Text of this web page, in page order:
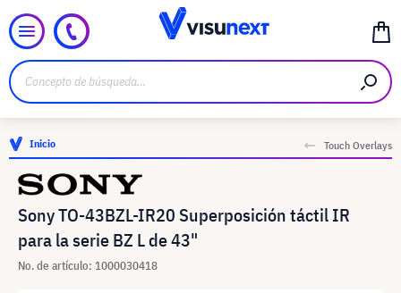
Inicio Touch Overlays
Sony TO-43BZL-IR20 Superposición táctil IR
para la serie BZ L de 43"
No. de artículo: 1000030418